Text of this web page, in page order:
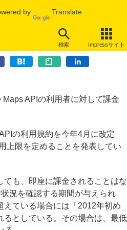
by Translate
検索 Impressサイト
表、該当ユーザーは2012年初めに強
APIの利用者に対して課金
の利用規約を今年4月に改定
上限を定めることを発表してい
も、即座に課金されることはな
況を確認する期間が与えられ
えている場合には「2012年初め
るとしている。その場合は、最低